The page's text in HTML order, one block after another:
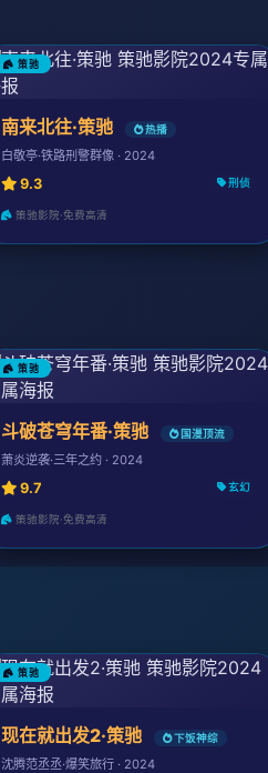
策驰
南来北往·策驰 热播
白敬亭·铁路刑警群像 · 2024
9.3 刑侦
策驰影院·免费高清
策驰
斗破苍穹年番·策驰 国漫顶流
萧炎逆袭·三年之约 · 2024
9.7 玄幻
策驰影院·免费高清
策驰
现在就出发2·策驰 下饭神综
沈腾范丞丞·爆笑旅行 · 2024